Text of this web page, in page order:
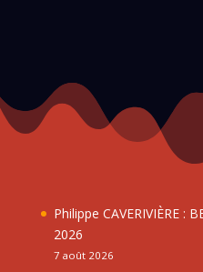
Philippe CAVERIVIÈRE :
2026
7 août 2026